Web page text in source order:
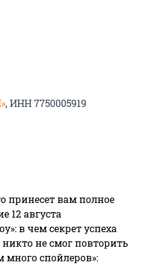
, ИНН 7750005919
принесет вам полное
12 августа
в чем секрет успеха
не смог повторить
спойлеров»: